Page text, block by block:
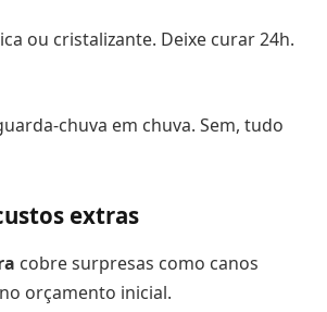
ou cristalizante. Deixe curar 24h.
chuva em chuva. Sem, tudo
extras
cobre surpresas como canos
orçamento inicial.